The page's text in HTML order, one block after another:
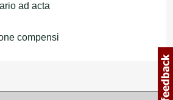
ad acta
compensi